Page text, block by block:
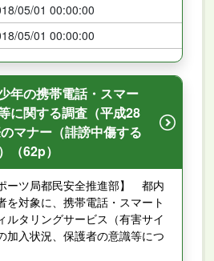
05/01 00:00:00
05/01 00:00:00
年の携帯電話・スマー
に関する調査（平成28
マナー（誹謗中傷する
（62p）
ーツ局都民安全推進部】 都内
を対象に、携帯電話・スマート
ルタリングサービス（有害サイ
加入状況、保護者の意識等につ